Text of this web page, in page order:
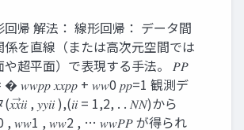
回帰 解法： 線形回帰： データ間
係を直線（または高次元空間では
や超平面）で表現する手法。 𝑃𝑃
� 𝑤𝑤𝑝𝑝 𝑥𝑥𝑝𝑝 + 𝑤𝑤0 𝑝𝑝=1 観測デ
, 𝑦𝑦𝑖𝑖 ),(𝑖𝑖 = 1,2, . . 𝑁𝑁)から
, 𝑤𝑤1 , 𝑤𝑤2 , … 𝑤𝑤𝑃𝑃 が得られ